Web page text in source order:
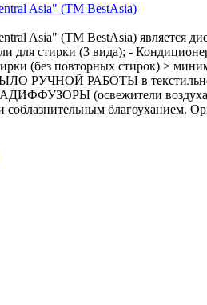
Asia" (ТМ BestAsia)
Asia" (ТМ BestAsia) является
для стирки (3 вида); -
(без повторных стирок) >
РАБОТЫ в текстильной
(освежители
соблазнительным благоуханием.